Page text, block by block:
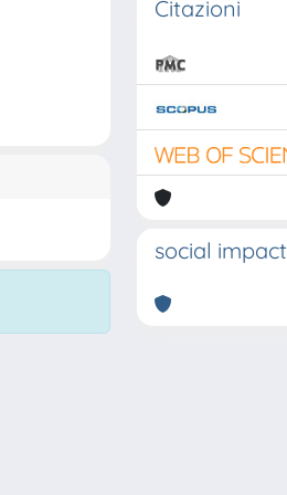
Citazioni
social impact